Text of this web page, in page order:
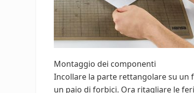
Montaggio dei componenti
Incollare la parte rettangolare su un
un paio di forbici. Ora ritagliare le